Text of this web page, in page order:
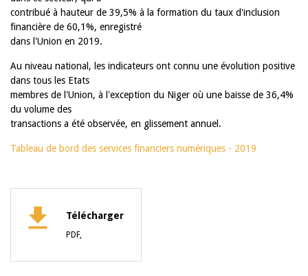
contribué à hauteur de 39,5% à la formation du taux d'inclusion
financière de 60,1%, enregistré
dans l'Union en 2019.
Au niveau national, les indicateurs ont connu une évolution positive
dans tous les Etats
membres de l'Union, à l'exception du Niger où une baisse de 36,4%
du volume des
transactions a été observée, en glissement annuel.
Tableau de bord des services financiers numériques - 2019
Télécharger
PDF,